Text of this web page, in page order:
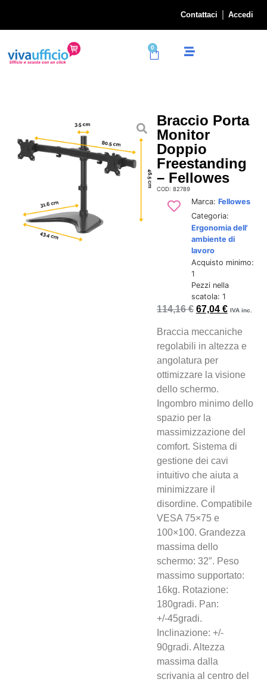
Contattaci Accedi
0
Braccio Porta
Monitor
Doppio
Freestanding
– Fellowes
COD: 82789
Marca: Fellowes
Categoria:
Ergonomia dell'
ambiente di
lavoro
Acquisto minimo:
1
Pezzi nella
scatola: 1
114,16€ 67,04 € IVA inc.
Braccia meccaniche
regolabili in altezza e
angolatura per
ottimizzare la visione
dello schermo.
Ingombro minimo dello
spazio per la
massimizzazione del
comfort. Sistema di
gestione dei cavi
intuitivo che aiuta a
minimizzare il
disordine. Compatibile
VESA 75×75 e
100×100. Grandezza
massima dello
schermo: 32″. Peso
massimo supportato:
16kg. Rotazione:
180gradi. Pan:
+/-45gradi.
Inclinazione: +/-
90gradi. Altezza
massima dalla
scrivania al centro del